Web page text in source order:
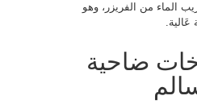
الماء من الفريزر، وهو
ضاحية